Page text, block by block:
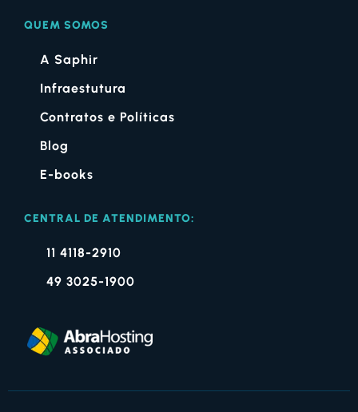
QUEM SOMOS
A Saphir
Infraestutura
Contratos e Políticas
Blog
E-books
CENTRAL DE ATENDIMENTO:
11 4118-2910
49 3025-1900